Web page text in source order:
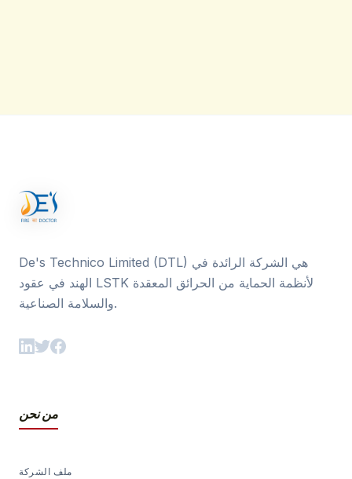
De's Technico Limited (DTL) هي الشركة الرائدة في
الهند في عقود LSTK لأنظمة الحماية من الحرائق المعقدة
والسلامة الصناعية.
من نحن
ملف الشركة